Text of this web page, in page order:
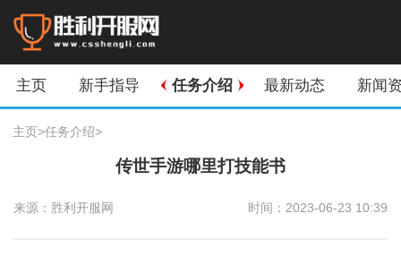
主页 新手指导 任务介绍 最新动态 新闻
主页>任务介绍>
传世手游哪里打技能书
来源：胜利开服网 时间：2023-06-23 10:39